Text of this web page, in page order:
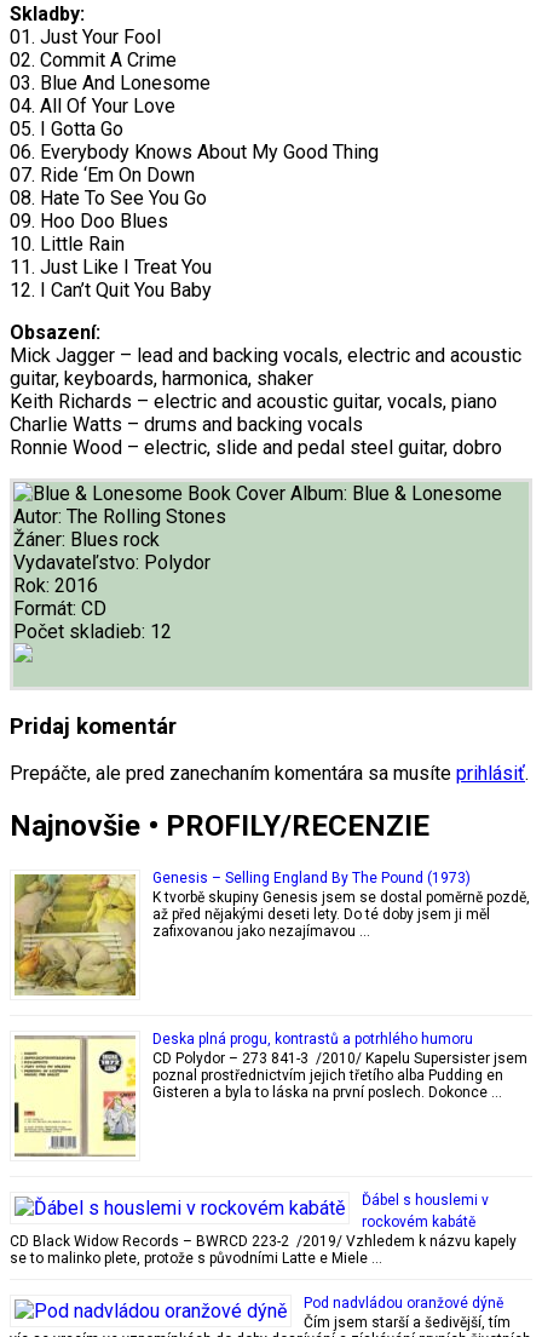
Skladby:
01. Just Your Fool
02. Commit A Crime
03. Blue And Lonesome
04. All Of Your Love
05. I Gotta Go
06. Everybody Knows About My Good Thing
07. Ride ‘Em On Down
08. Hate To See You Go
09. Hoo Doo Blues
10. Little Rain
11. Just Like I Treat You
12. I Can’t Quit You Baby
Obsazení:
Mick Jagger – lead and backing vocals, electric and acoustic
guitar, keyboards, harmonica, shaker
Keith Richards – electric and acoustic guitar, vocals, piano
Charlie Watts – drums and backing vocals
Ronnie Wood – electric, slide and pedal steel guitar, dobro
Album: Blue & Lonesome
Autor: The Rolling Stones
Žáner: Blues rock
Vydavateľstvo: Polydor
Rok: 2016
Formát: CD
Počet skladieb: 12
Pridaj komentár
Prepáčte, ale pred zanechaním komentára sa musíte prihlásiť.
Najnovšie • PROFILY/RECENZIE
Genesis – Selling England By The Pound (1973)
K tvorbě skupiny Genesis jsem se dostal poměrně pozdě,
až před nějakými deseti lety. Do té doby jsem ji měl
zafixovanou jako nezajímavou …
Deska plná progu, kontrastů a potrhlého humoru
CD Polydor – 273 841-3 /2010/ Kapelu Supersister jsem
poznal prostřednictvím jejich třetího alba Pudding en
Gisteren a byla to láska na první poslech. Dokonce …
Ďábel s houslemi v
rockovém kabátě
CD Black Widow Records – BWRCD 223-2 /2019/ Vzhledem k názvu kapely
se to malinko plete, protože s původními Latte e Miele …
Pod nadvládou oranžové dýně
Čím jsem starší a šedivější, tím